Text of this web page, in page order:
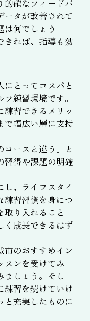
的確なフィードバ
ータが改善されて
何でしょう
きれば、指導も効
とってコスパと
練習環境です。
習できるメリッ
で幅広い層に支持
ースと違う」と
習得や課題の明確
、ライフスタイ
練習習慣を身につ
取り入れること
く成長できるはず
市のおすすめイン
スンを受けてみ
ましょう。そし
練習を続けていけ
と充実したものに